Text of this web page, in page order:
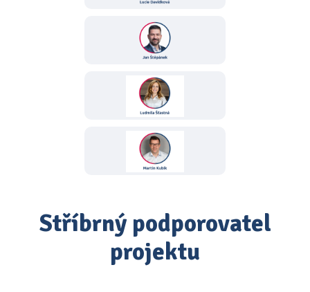
Stříbrný podporovatel
projektu